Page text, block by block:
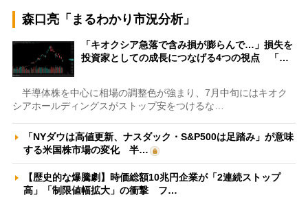
森口亮「まるわかり市況分析」
「キオクシア急落で含み損が膨らんで…」損失を
投資家としての成長につなげる4つの視点 「…
半導体株を中心に相場の調整色が強まり、7月中旬にはキオク
シアホールディングスがストップ安をつけるな…
「NYダウは高値更新、ナスダック・S&P500は足踏み」が意味
する米国株市場の変化 半…
【歴史的な爆騰劇】時価総額10兆円企業が「2連続ストップ
高」「制限値幅拡大」の衝撃 フ…